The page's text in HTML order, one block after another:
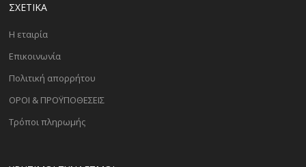
ΣΧΕΤΙΚΑ
Η εταιρία
Επικοινωνία
Πολιτική απορρήτου
ΟΡΟΙ & ΠΡΟΫΠΟΘΕΣΕΙΣ
Τρόποι πληρωμής